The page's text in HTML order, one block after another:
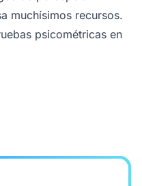
muchísimos recursos.
psicométricas en